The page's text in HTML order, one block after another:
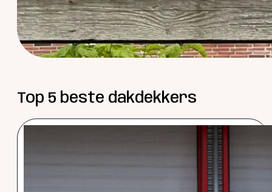
Top 5 beste dakdekkers